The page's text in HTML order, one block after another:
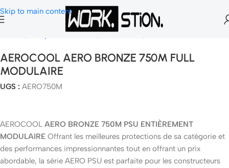
Skip to main content
Composants Gamer Alimentation
AEROCOOL AERO BRONZE 750M FULL
MODULAIRE
UGS : AERO750M
AEROCOOL AERO BRONZE 750M PSU ENTIÈREMENT
MODULAIRE Offrant les meilleures protections de sa catégorie et
des performances impressionnantes tout en offrant un prix
abordable, la série AERO PSU est parfaite pour les constructeurs